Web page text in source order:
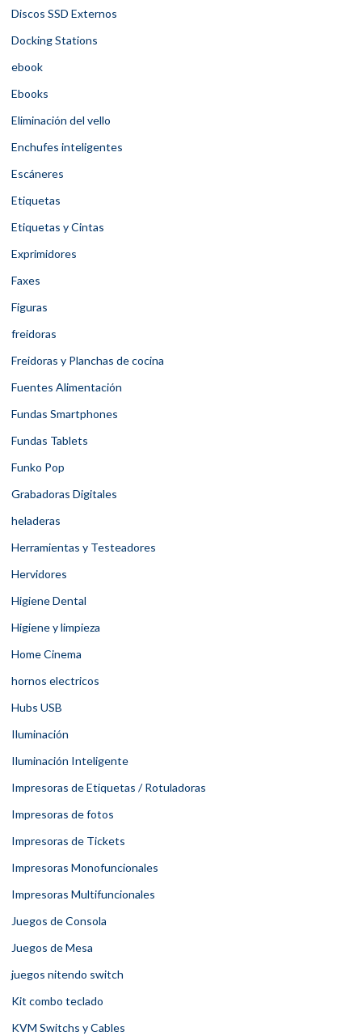
Discos SSD Externos
Docking Stations
ebook
Ebooks
Eliminación del vello
Enchufes inteligentes
Escáneres
Etiquetas
Etiquetas y Cintas
Exprimidores
Faxes
Figuras
freidoras
Freidoras y Planchas de cocina
Fuentes Alimentación
Fundas Smartphones
Fundas Tablets
Funko Pop
Grabadoras Digitales
heladeras
Herramientas y Testeadores
Hervidores
Higiene Dental
Higiene y limpieza
Home Cinema
hornos electricos
Hubs USB
Iluminación
Iluminación Inteligente
Impresoras de Etiquetas / Rotuladoras
Impresoras de fotos
Impresoras de Tickets
Impresoras Monofuncionales
Impresoras Multifuncionales
Juegos de Consola
Juegos de Mesa
juegos nitendo switch
Kit combo teclado
KVM Switchs y Cables